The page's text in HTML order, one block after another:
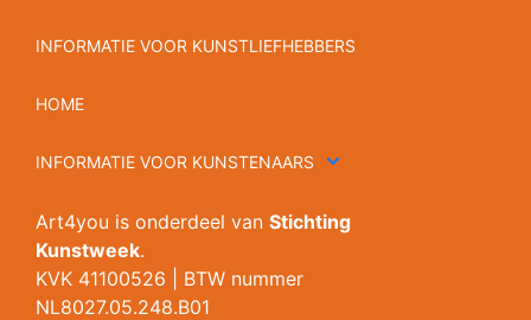
INFORMATIE VOOR KUNSTLIEFHEBBERS
HOME
INFORMATIE VOOR KUNSTENAARS
Art4you is onderdeel van Stichting
Kunstweek.
KVK 41100526 | BTW nummer
NL8027.05.248.B01